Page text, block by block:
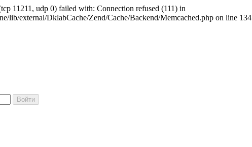
11211, udp 0) failed with: Connection refused (111) in
lib/external/DklabCache/Zend/Cache/Backend/Memcached.php on line 134
Войти